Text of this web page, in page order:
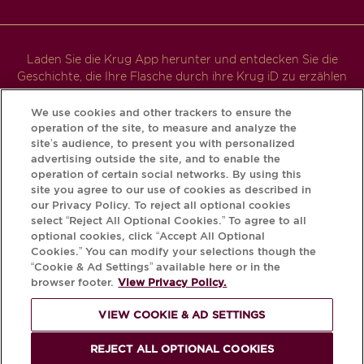
Laden Sie die Krug App herunter und entdecken Sie die
Geschichte, die Ihre Flasche durch ihre Krug iD zu erzählen
hat.
DER MISSBRAUCH VON ALKOHOL IST
GEFÄHRLICH FÜR DIE GESUNDHEIT.
BITTE KONSUMIEREN SIE IM
MODERATEN MENGEN.
We use cookies and other trackers to ensure the
operation of the site, to measure and analyze the
site’s audience, to present you with personalized
advertising outside the site, and to enable the
operation of certain social networks. By using this
site you agree to our use of cookies as described in
our Privacy Policy. To reject all optional cookies
select “Reject All Optional Cookies.” To agree to all
optional cookies, click “Accept All Optional
Cookies.” You can modify your selections though the
“Cookie & Ad Settings” available here or in the
browser footer. View Privacy Policy.
VIEW COOKIE & AD SETTINGS
REJECT ALL OPTIONAL COOKIES